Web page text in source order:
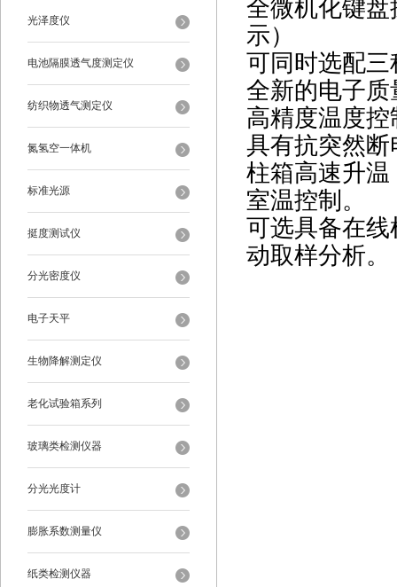
光泽度仪
电池隔膜透气度测定仪
纺织物透气测定仪
氮氢空一体机
标准光源
挺度测试仪
分光密度仪
电子天平
生物降解测定仪
老化试验箱系列
玻璃类检测仪器
分光光度计
膨胀系数测量仪
纸类检测仪器
全微机化键
示）
可同时选配
全新的电子
高精度温度
具有抗突然
柱箱高速升
室温控制。
可选具备在
动取样分析。